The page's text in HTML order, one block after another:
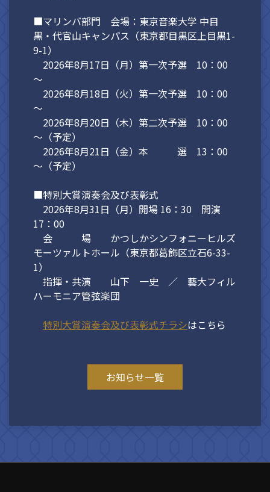
■マリンバ部門 会場：東京音楽大学 中目
黒・代官山キャンパス（東京都目黒区上目黒1-
9-1）
2026年8月17日（月）第一次予選 10：00
～
2026年8月18日（火）第一次予選 10：00
～
2026年8月20日（木）第二次予選 10：00
～（予定）
2026年8月21日（金）本 選 13：00
～（予定）
■特別大賞演奏会及び表彰式
2026年8月31日（月）開場 16：30 開演
17：00
会 場 かつしかシンフォニーヒルズ
モーツァルトホール（東京都葛飾区立石6-33-
1）
指揮・共演 山下 一史 ／ 藝大フィル
ハーモニア管弦楽団
特別大賞演奏会及び表彰式チラシはこちら
お知らせ一覧